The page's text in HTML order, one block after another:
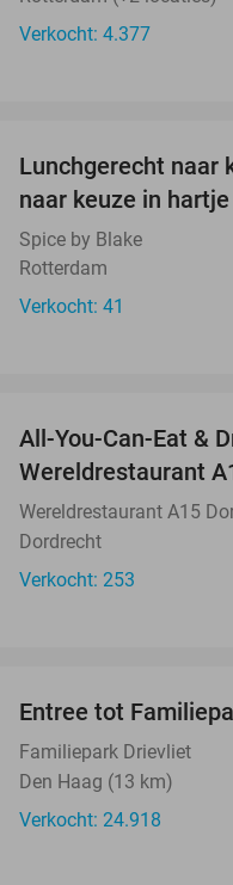
Verkocht: 4.377
Lunchgerecht naar
naar keuze in
Spice by Blake
Rotterdam
Verkocht: 41
All-You-Can-Eat &
Wereldrestaurant
Wereldrestaurant A15
Dordrecht
Verkocht: 253
Entree tot
Familiepark Drievliet
Den Haag (13 km)
Verkocht: 24.918